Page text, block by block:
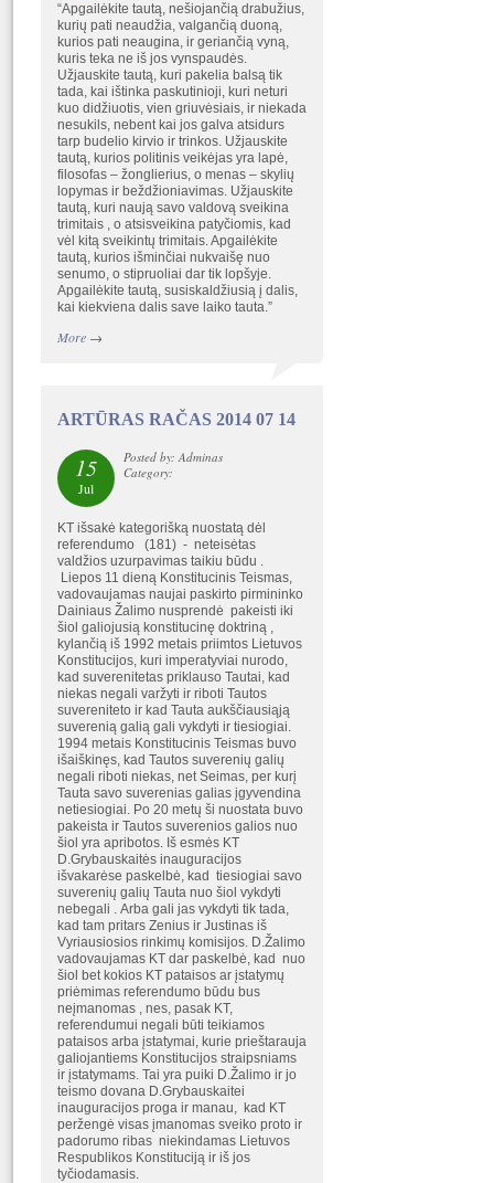
“Apgailėkite tautą, nešiojančią drabužius,
kurių pati neaudžia, valgančią duoną,
kurios pati neaugina, ir geriančią vyną,
kuris teka ne iš jos vynspaudės.
Užjauskite tautą, kuri pakelia balsą tik
tada, kai ištinka paskutinioji, kuri neturi
kuo didžiuotis, vien griuvėsiais, ir niekada
nesukils, nebent kai jos galva atsidurs
tarp budelio kirvio ir trinkos. Užjauskite
tautą, kurios politinis veikėjas yra lapė,
filosofas – žonglierius, o menas – skylių
lopymas ir beždžioniavimas. Užjauskite
tautą, kuri naują savo valdovą sveikina
trimitais , o atsisveikina patyčiomis, kad
vėl kitą sveikintų trimitais. Apgailėkite
tautą, kurios išminčiai nukvaišę nuo
senumo, o stipruoliai dar tik lopšyje.
Apgailėkite tautą, susiskaldžiusią į dalis,
kai kiekviena dalis save laiko tauta.”
More→
ARTŪRAS RAČAS 2014 07 14
15
Jul
Posted by: Adminas
Category:
KT išsakė kategorišką nuostatą dėl
referendumo (181) - neteisėtas
valdžios uzurpavimas taikiu būdu .
Liepos 11 dieną Konstitucinis Teismas,
vadovaujamas naujai paskirto pirmininko
Dainiaus Žalimo nusprendė pakeisti iki
šiol galiojusią konstitucinę doktriną ,
kylančią iš 1992 metais priimtos Lietuvos
Konstitucijos, kuri imperatyviai nurodo,
kad suverenitetas priklauso Tautai, kad
niekas negali varžyti ir riboti Tautos
suvereniteto ir kad Tauta aukščiausiąją
suverenią galią gali vykdyti ir tiesiogiai.
1994 metais Konstitucinis Teismas buvo
išaiškinęs, kad Tautos suverenių galių
negali riboti niekas, net Seimas, per kurį
Tauta savo suverenias galias įgyvendina
netiesiogiai. Po 20 metų ši nuostata buvo
pakeista ir Tautos suverenios galios nuo
šiol yra apribotos. Iš esmės KT
D.Grybauskaitės inauguracijos
išvakarėse paskelbė, kad tiesiogiai savo
suverenių galių Tauta nuo šiol vykdyti
nebegali . Arba gali jas vykdyti tik tada,
kad tam pritars Zenius ir Justinas iš
Vyriausiosios rinkimų komisijos. D.Žalimo
vadovaujamas KT dar paskelbė, kad nuo
šiol bet kokios KT pataisos ar įstatymų
priėmimas referendumo būdu bus
neįmanomas , nes, pasak KT,
referendumui negali būti teikiamos
pataisos arba įstatymai, kurie prieštarauja
galiojantiems Konstitucijos straipsniams
ir įstatymams. Tai yra puiki D.Žalimo ir jo
teismo dovana D.Grybauskaitei
inauguracijos proga ir manau, kad KT
peržengė visas įmanomas sveiko proto ir
padorumo ribas niekindamas Lietuvos
Respublikos Konstituciją ir iš jos
tyčiodamasis.